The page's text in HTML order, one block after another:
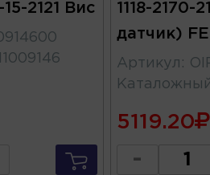
2121 Вис
1118-2170-
датчик)
Артикул :
5119.20
-